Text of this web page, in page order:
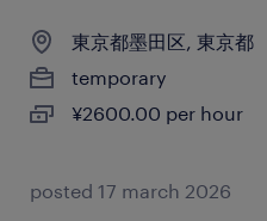
東京都墨田区, 東京都
temporary
¥2600.00 per hour
posted 17 march 2026